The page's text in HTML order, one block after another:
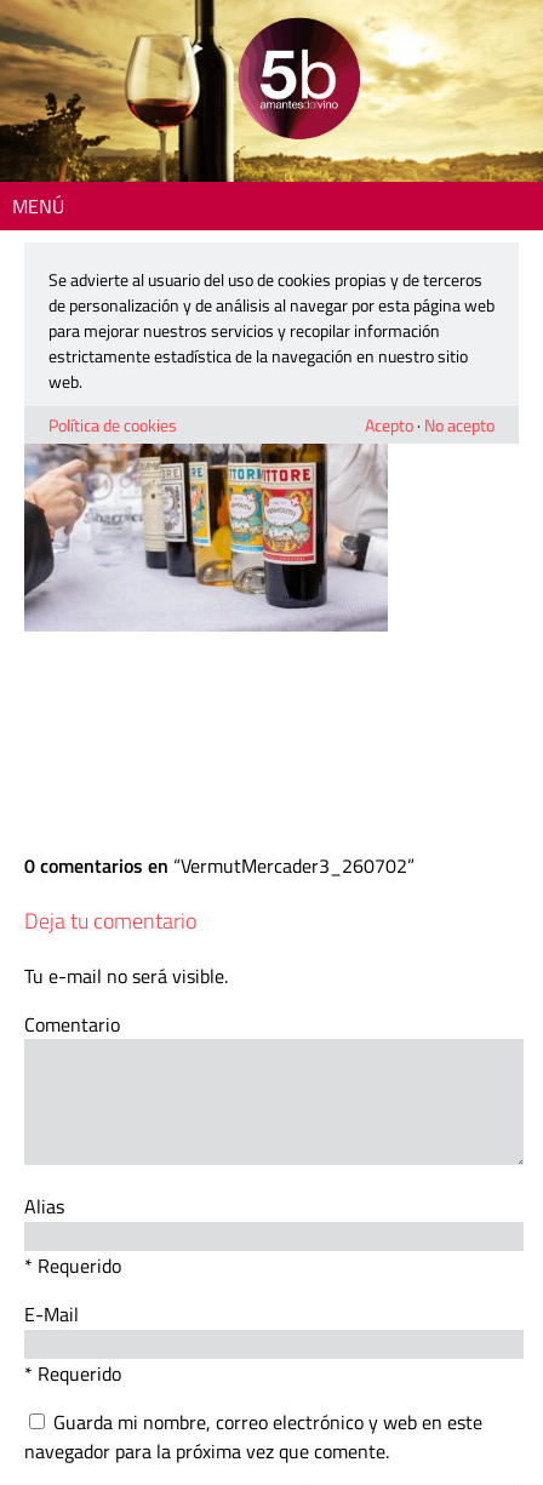
MENÚ
VermutMercader3_260702
9 febrero, 2026
0 comentarios en VermutMercader3_260702
Deja tu comentario
Tu e-mail no será visible.
Comentario
Alias
* Requerido
E-Mail
* Requerido
Guarda mi nombre, correo electrónico y web en este
navegador para la próxima vez que comente.
Se advierte al usuario del uso de cookies propias y de terceros
de personalización y de análisis al navegar por esta página web
para mejorar nuestros servicios y recopilar información
estrictamente estadística de la navegación en nuestro sitio
web.
Política de cookies
Acepto· No acepto